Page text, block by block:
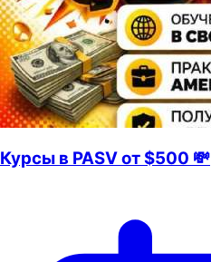
Курсы в PASV от $500 💸